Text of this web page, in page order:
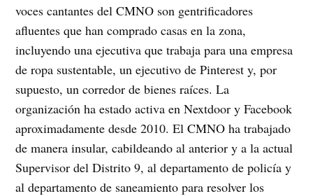
voces cantantes del CMNO son gentrificadores
afluentes que han comprado casas en la zona,
incluyendo una ejecutiva que trabaja para una empresa
de ropa sustentable, un ejecutivo de Pinterest y, por
supuesto, un corredor de bienes raíces. La
organización ha estado activa en Nextdoor y Facebook
aproximadamente desde 2010. El CMNO ha trabajado
de manera insular, cabildeando al anterior y a la actual
Supervisor del Distrito 9, al departamento de policía y
al departamento de saneamiento para resolver los